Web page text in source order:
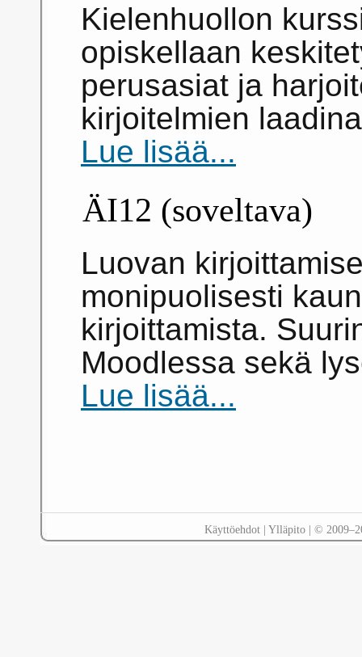
Kielenhuollon
opiskellaan
perusasiat ja
kirjoitelmien
Lue lisää...
ÄI12 (soveltava)
Luovan
monipuolisesti
kirjoittamista.
Moodlessa sekä
Lue lisää...
Käyttöehdot| Ylläpito| ©